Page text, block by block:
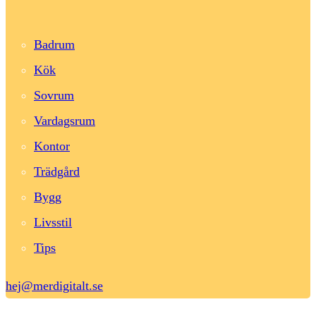
Badrum
Kök
Sovrum
Vardagsrum
Kontor
Trädgård
Bygg
Livsstil
Tips
hej@merdigitalt.se